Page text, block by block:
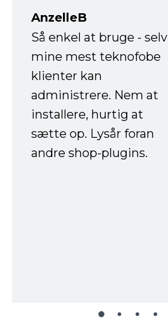
AnzelleB
Så enkel at bruge - selv
mine mest teknofobe
klienter kan
administrere. Nem at
installere, hurtig at
sætte op. Lysår foran
andre shop-plugins.